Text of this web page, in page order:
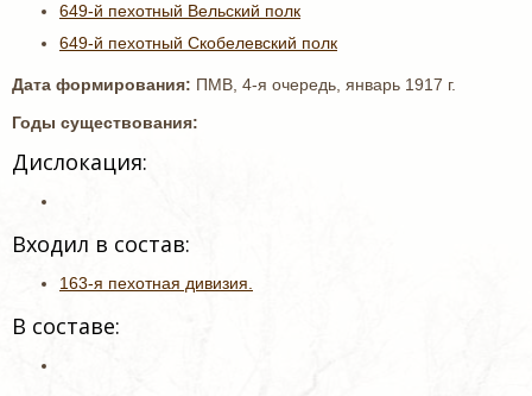
649-й пехотный Вельский полк
649-й пехотный Скобелевский полк
Дата формирования: ПМВ, 4-я очередь, январь 1917 г.
Годы существования:
Дислокация:
Входил в состав:
163-я пехотная дивизия.
В составе: